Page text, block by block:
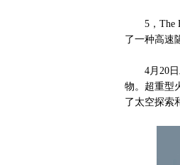
5，The
了一种高速
4月20日发
物。超重型
了太空探索